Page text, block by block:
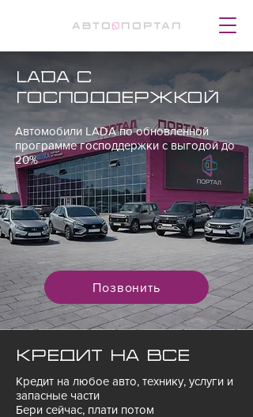
LADA с
господдержкой
Автомобили LADA по обновленной
программе господдержки с выгодой до
20%
Позвонить
Кредит на все
Кредит на любое авто, технику, услуги и
запасные части
Бери сейчас, плати потом